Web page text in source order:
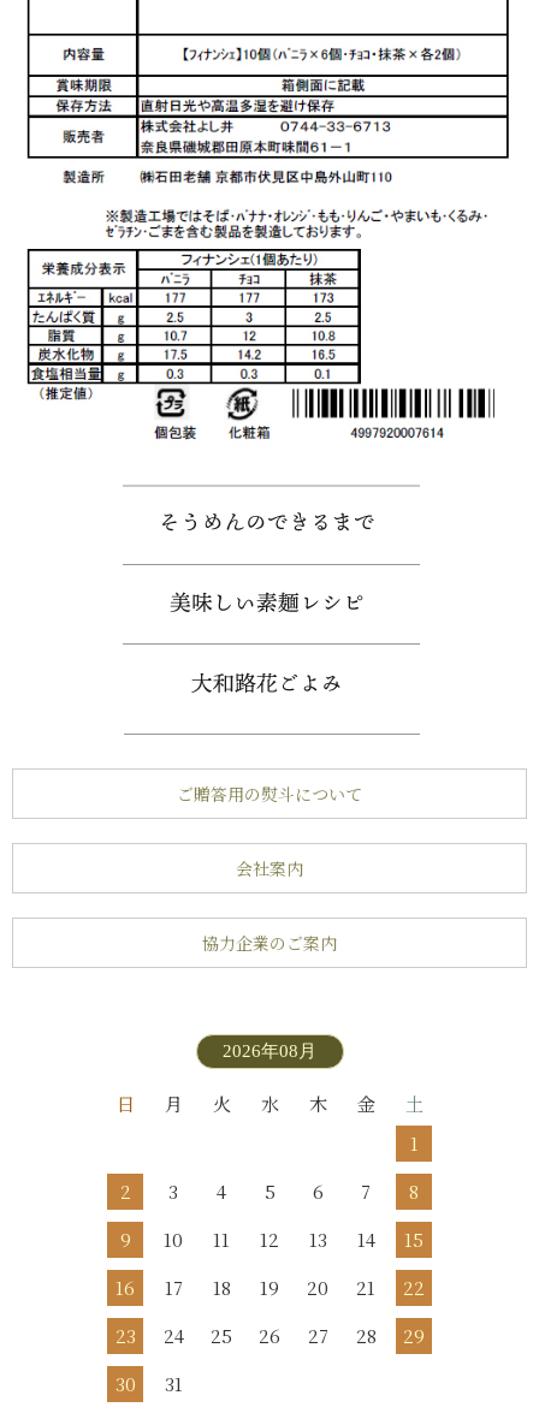
ご贈答用の熨斗について
会社案内
協力企業のご案内
2026年08月
日 月 火 水 木 金
土
1
2
3 4 5 6 7
8
9
10 11 12 13 14
15
16
17 18 19 20 21
22
23
24 25 26 27 28
29
30
31